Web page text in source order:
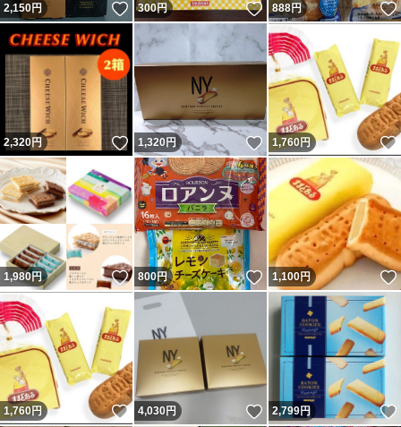
2,150円 いいね！
300円 いいね！
888円
2,320円 いいね！
1,320円 いいね！
1,760円
1,980円 いいね！
800円 いいね！
1,100円
1,760円 いいね！
4,030円 いいね！
2,799円